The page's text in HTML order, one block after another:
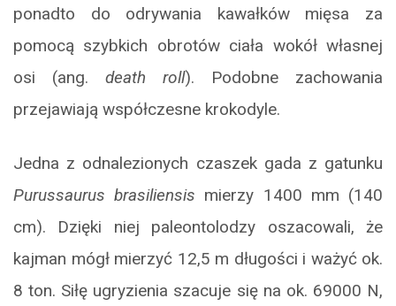
ponadto do odrywania kawałków mięsa za
pomocą szybkich obrotów ciała wokół własnej
osi (ang. death roll). Podobne zachowania
przejawiają współczesne krokodyle.
Jedna z odnalezionych czaszek gada z gatunku
Purussaurus brasiliensis mierzy 1400 mm (140
cm). Dzięki niej paleontolodzy oszacowali, że
kajman mógł mierzyć 12,5 m długości i ważyć ok.
8 ton. Siłę ugryzienia szacuje się na ok. 69000 N,